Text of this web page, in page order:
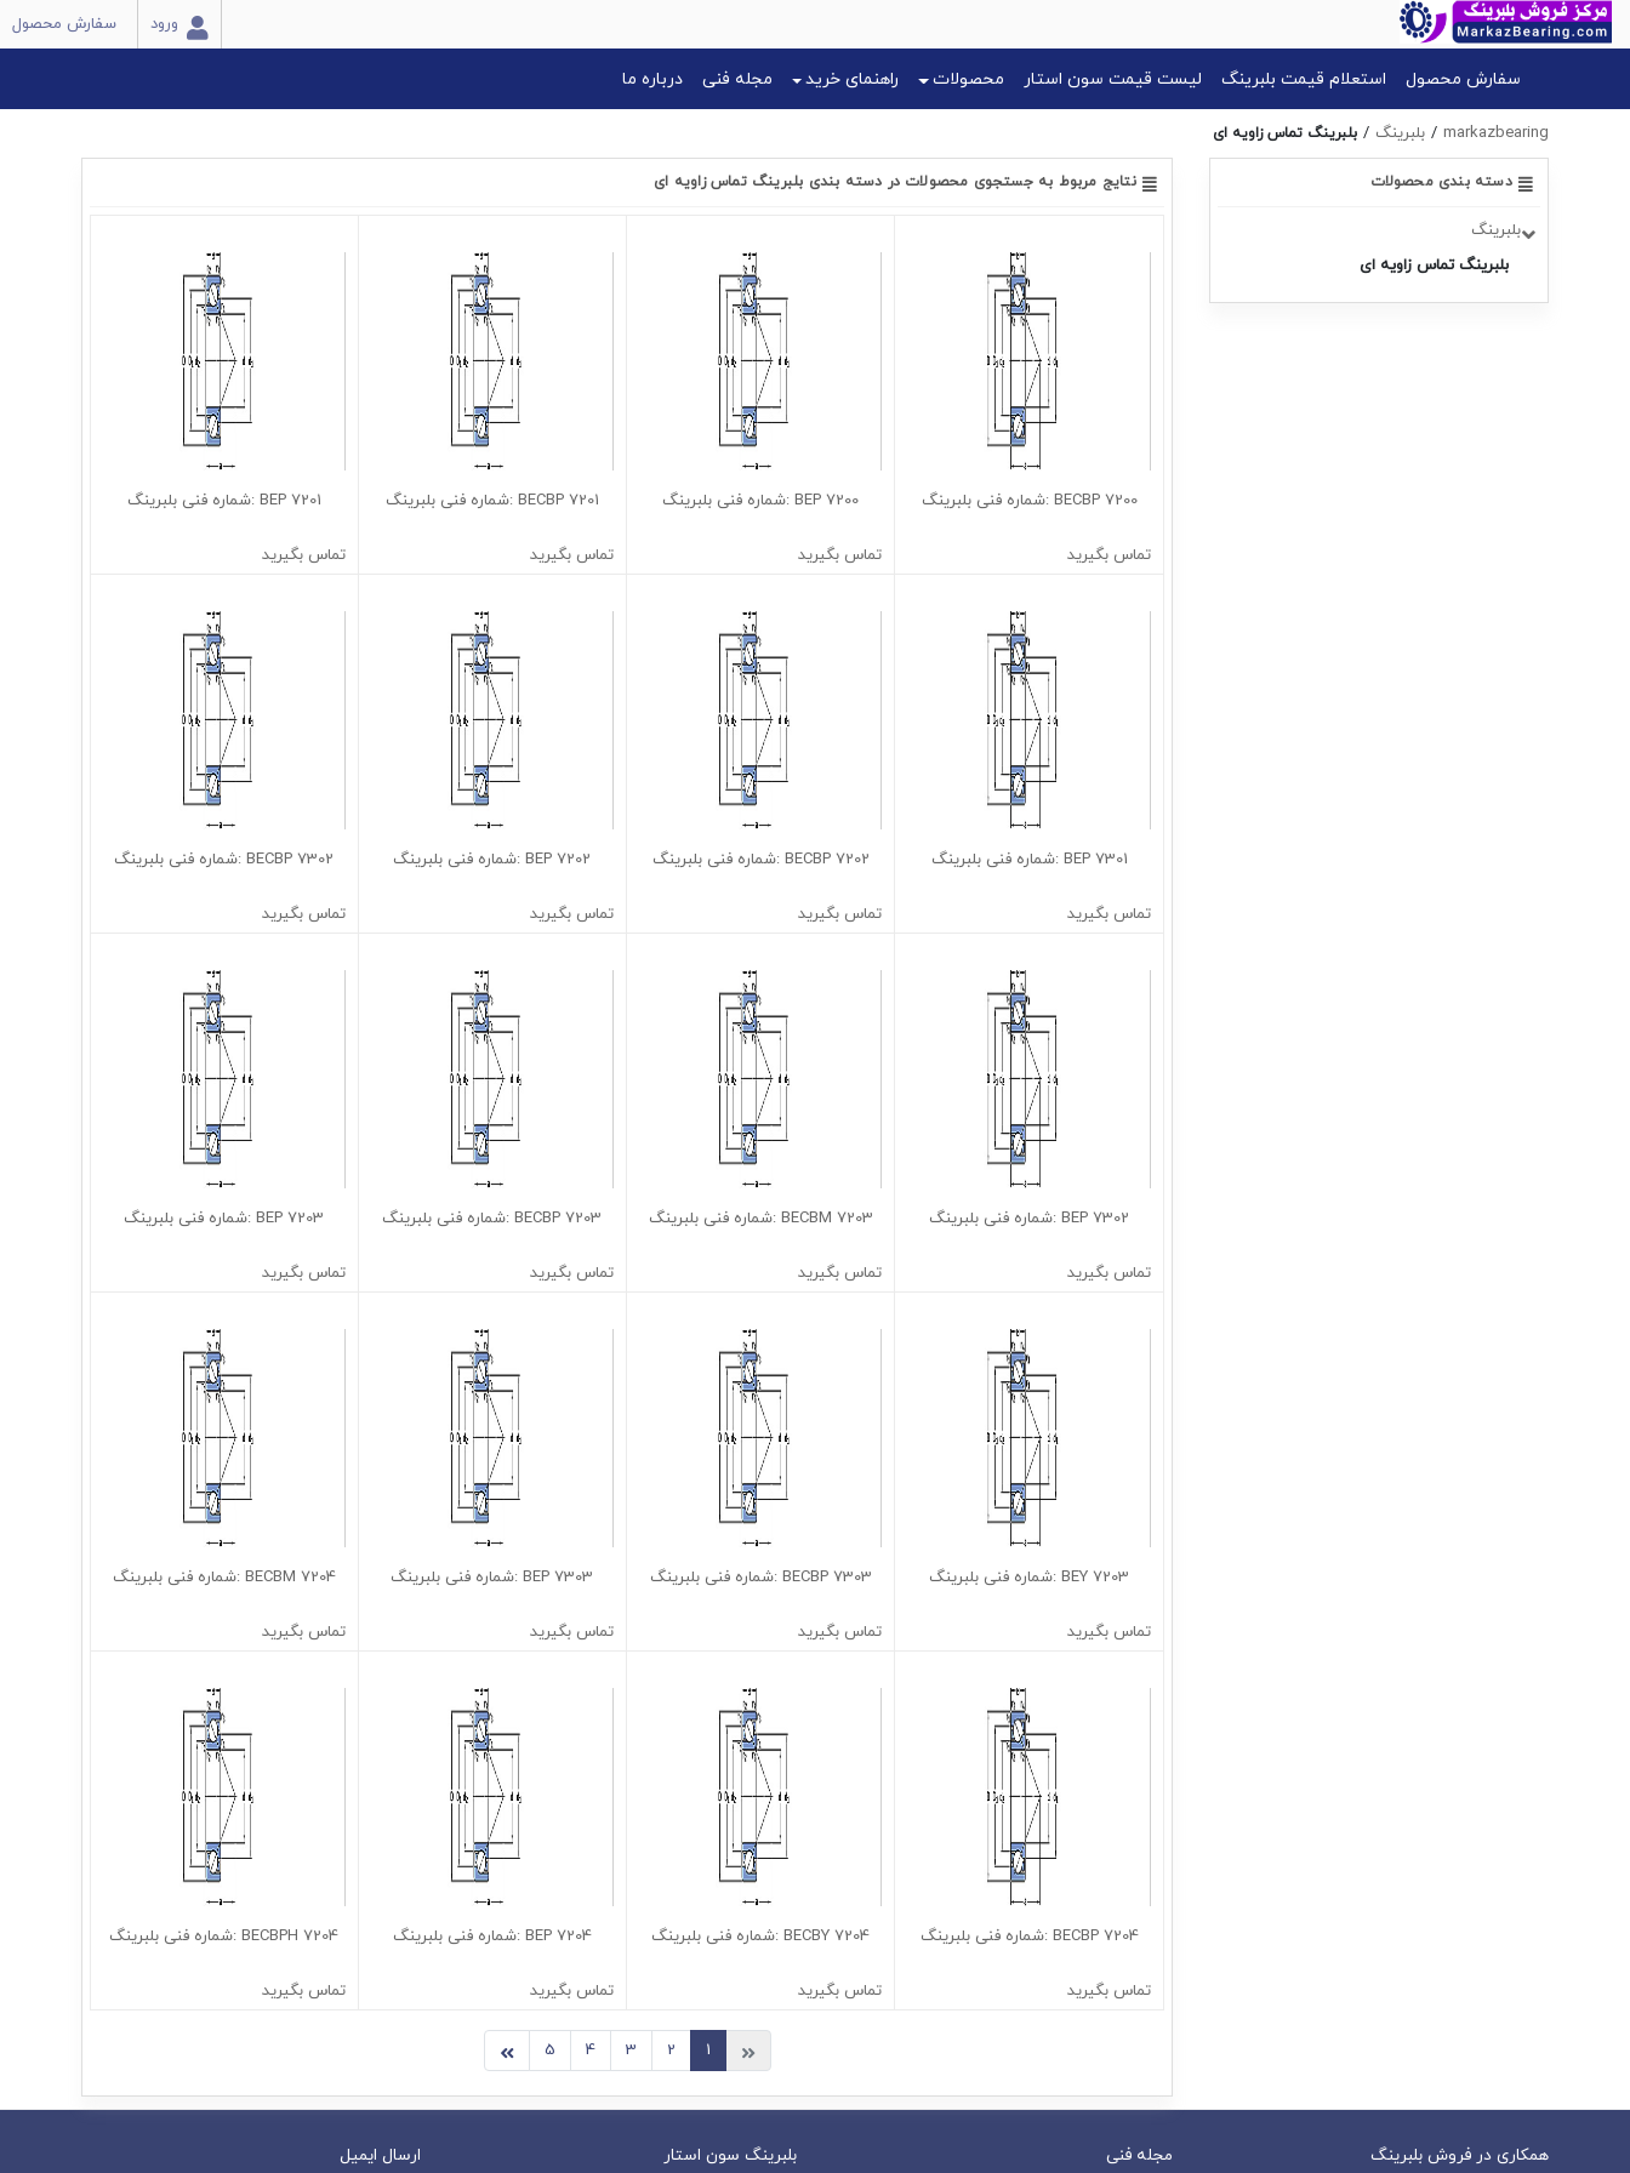
سفارش محصول ورود
سفارش محصول استعلام قیمت بلبرینگ لیست قیمت سون استار محصولات راهنمای خرید مجله فنی درباره ما
markazbearing
/ بلبرینگ / بلبرینگ تماس زاویه ای
دسته بندی محصولات
بلبرینگ
بلبرینگ تماس زاویه ای
نتایج مربوط به جستجوی محصولات در دسته بندی بلبرینگ تماس زاویه ای
7200 BECBP :شماره فنی بلبرینگ
تماس بگیرید
7200 BEP :شماره فنی بلبرینگ
تماس بگیرید
7201 BECBP :شماره فنی بلبرینگ
تماس بگیرید
7201 BEP :شماره فنی بلبرینگ
تماس بگیرید
7301 BEP :شماره فنی بلبرینگ
تماس بگیرید
7202 BECBP :شماره فنی بلبرینگ
تماس بگیرید
7202 BEP :شماره فنی بلبرینگ
تماس بگیرید
7302 BECBP :شماره فنی بلبرینگ
تماس بگیرید
7302 BEP :شماره فنی بلبرینگ
تماس بگیرید
7203 BECBM :شماره فنی بلبرینگ
تماس بگیرید
7203 BECBP :شماره فنی بلبرینگ
تماس بگیرید
7203 BEP :شماره فنی بلبرینگ
تماس بگیرید
7203 BEY :شماره فنی بلبرینگ
تماس بگیرید
7303 BECBP :شماره فنی بلبرینگ
تماس بگیرید
7303 BEP :شماره فنی بلبرینگ
تماس بگیرید
7204 BECBM :شماره فنی بلبرینگ
تماس بگیرید
7204 BECBP :شماره فنی بلبرینگ
تماس بگیرید
7204 BECBY :شماره فنی بلبرینگ
تماس بگیرید
7204 BEP :شماره فنی بلبرینگ
تماس بگیرید
7204 BECBPH :شماره فنی بلبرینگ
تماس بگیرید
1
2
3
4
5
همکاری در فروش بلبرینگ مجله فنی بلبرینگ سون استار ارسال ایمیل